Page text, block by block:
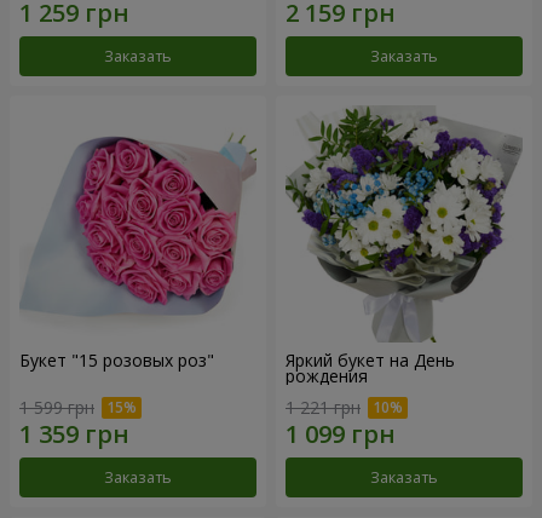
Заказать Заказать
Букет "15 розовых роз"
1 599 грн
Заказать
Яркий букет на День
рождения
1 221 грн
Заказать